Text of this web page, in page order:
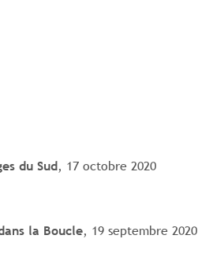
du Sud, 17 octobre 2020
la Boucle, 19 septembre 2020